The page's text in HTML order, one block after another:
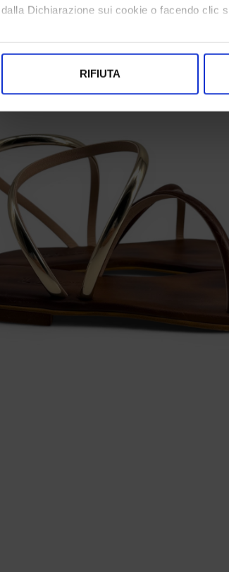
dalla Dichiarazione sui cookie o facendo clic
Con il tuo consenso, vorremmo anche:
Identificare il tuo dispositivo,
digitali).
modificare o ritirare il tuo consenso in
Utilizziamo i cookie per personalizzare
nostro traffico. Condividiamo inoltre
di analisi dei dati web, pubblicità e social
che hanno raccolto dal suo utilizzo dei loro
RIFIUTA